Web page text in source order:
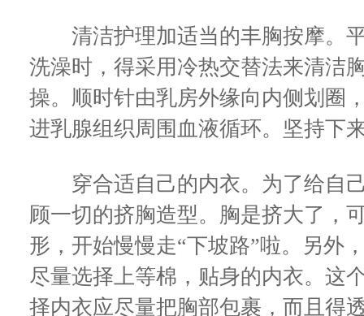
清洁护理加适当的丰胸按摩。平
洗澡时，得采用冷热交替法来清洁
操。顺时针由乳房外缘向内侧划圈
进乳腺组织周围血液循环。坚持下
穿合适自己的内衣。为了给自己
顾一切的挤胸造型。胸是挤大了，
形，开始慢慢走“下坡路”啦。另外
尽量选择上等棉，贴身的内衣。这
择内衣应尽量把胸部包裹，而且得